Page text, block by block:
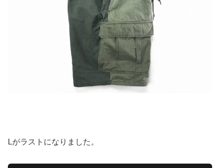
Lがラストになりました。